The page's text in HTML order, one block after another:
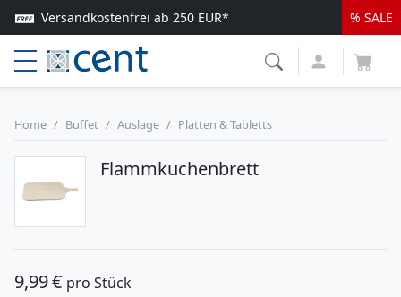
Versandkostenfrei ab 250 EUR*
Lieferung nur 1-2 Werktage
Top Service & schnelle Lieferung
% SALE
Home Buffet Auslage Platten & Tabletts
Flammkuchenbrett
9,99€ pro Stück